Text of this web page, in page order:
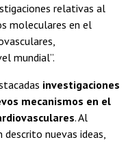
relativas al
moleculares en el
mundial”.
investigaciones
mecanismos en el
. Al
nuevas ideas,